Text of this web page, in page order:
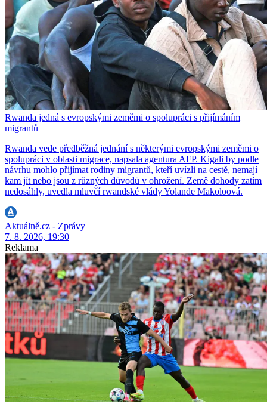
Rwanda jedná s evropskými zeměmi o spolupráci s přijímáním
migrantů
Rwanda vede předběžná jednání s některými evropskými zeměmi o
spolupráci v oblasti migrace, napsala agentura AFP. Kigali by podle
návrhu mohlo přijímat rodiny migrantů, kteří uvízli na cestě, nemají
kam jít nebo jsou z různých důvodů v ohrožení. Země dohody zatím
nedosáhly, uvedla mluvčí rwandské vlády Yolande Makoloová.
Aktuálně.cz - Zprávy
7. 8. 2026, 19:30
Reklama